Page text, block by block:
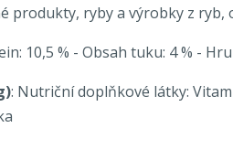
produkty, ryby a výrobky z
10,5 % - Obsah tuku: 4 % -
: Nutriční doplňkové látky: